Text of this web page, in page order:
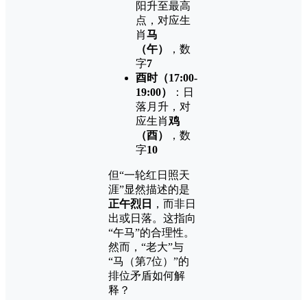
阳升至最高
点，对应生
肖马
（午）
，数
字7
酉时（17:00-
19:00）
：日
落月升，对
应生肖鸡
（酉）
，数
字10
但“一轮红日照天
涯”显然描述的是
正午烈日
，而非日
出或日落。这指向
“午马”的合理性。
然而，“老大”与
“马（第7位）”的
排位矛盾如何解
释？